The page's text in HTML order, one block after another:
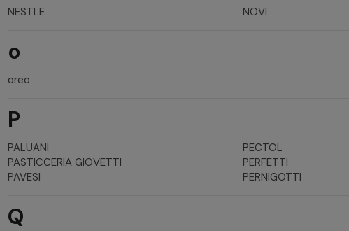
NESTLE NOVI
o
oreo
P
PALUANI
PASTICCERIA GIOVETTI
PAVESI
PECTOL
PERFETTI
PERNIGOTTI
Q